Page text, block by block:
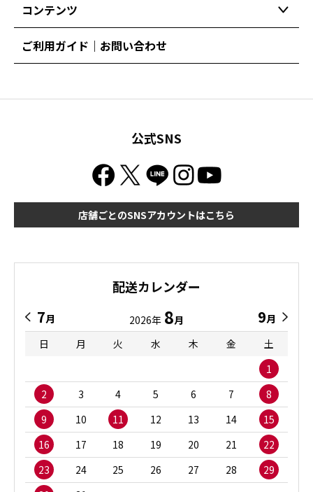
コンテンツ
ご利用ガイド｜お問い合わせ
公式SNS
店舗ごとのSNSアカウントはこちら
配送カレンダー
7月 2026年 8月 9月
日
月 火 水 木 金
土
1
2
3 4 5 6 7
8
9
10 11 12 13 14
15
16
17 18 19 20 21
22
23
24 25 26 27 28
29